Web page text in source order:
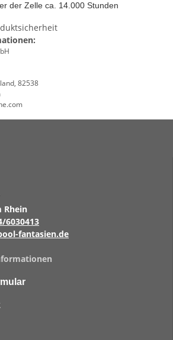
der Zelle ca. 14.000 Stunden
82538
Rhein
6030413
fantasien.de